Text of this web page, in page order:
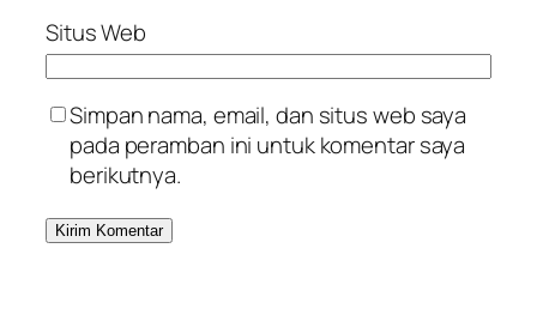
Situs Web
Simpan nama, email, dan situs web saya
pada peramban ini untuk komentar saya
berikutnya.